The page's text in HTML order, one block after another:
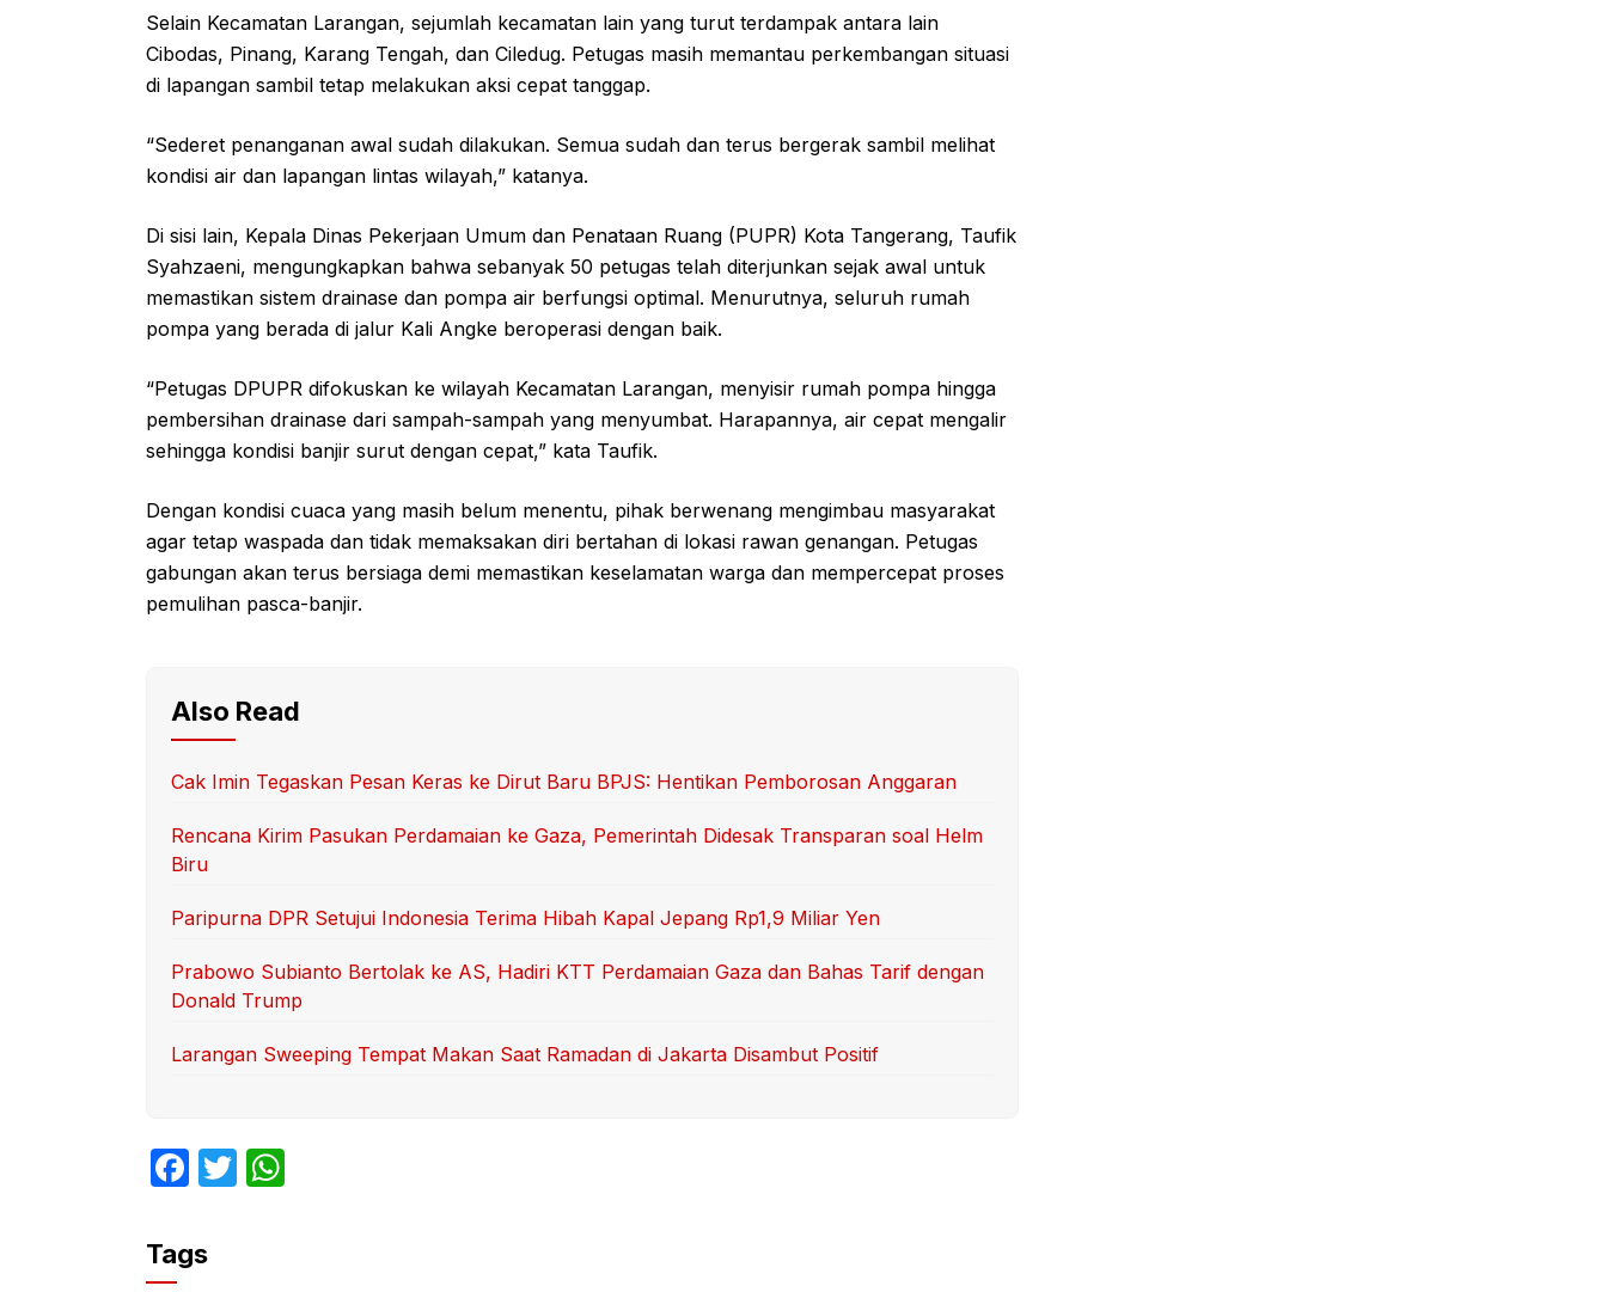
Selain Kecamatan Larangan, sejumlah kecamatan lain yang turut terdampak antara lain
Cibodas, Pinang, Karang Tengah, dan Ciledug. Petugas masih memantau perkembangan situasi
di lapangan sambil tetap melakukan aksi cepat tanggap.
“Sederet penanganan awal sudah dilakukan. Semua sudah dan terus bergerak sambil melihat
kondisi air dan lapangan lintas wilayah,” katanya.
Di sisi lain, Kepala Dinas Pekerjaan Umum dan Penataan Ruang (PUPR) Kota Tangerang, Taufik
Syahzaeni, mengungkapkan bahwa sebanyak 50 petugas telah diterjunkan sejak awal untuk
memastikan sistem drainase dan pompa air berfungsi optimal. Menurutnya, seluruh rumah
pompa yang berada di jalur Kali Angke beroperasi dengan baik.
“Petugas DPUPR difokuskan ke wilayah Kecamatan Larangan, menyisir rumah pompa hingga
pembersihan drainase dari sampah-sampah yang menyumbat. Harapannya, air cepat mengalir
sehingga kondisi banjir surut dengan cepat,” kata Taufik.
Dengan kondisi cuaca yang masih belum menentu, pihak berwenang mengimbau masyarakat
agar tetap waspada dan tidak memaksakan diri bertahan di lokasi rawan genangan. Petugas
gabungan akan terus bersiaga demi memastikan keselamatan warga dan mempercepat proses
pemulihan pasca-banjir.
Also Read
Cak Imin Tegaskan Pesan Keras ke Dirut Baru BPJS: Hentikan Pemborosan Anggaran
Rencana Kirim Pasukan Perdamaian ke Gaza, Pemerintah Didesak Transparan soal Helm
Biru
Paripurna DPR Setujui Indonesia Terima Hibah Kapal Jepang Rp1,9 Miliar Yen
Prabowo Subianto Bertolak ke AS, Hadiri KTT Perdamaian Gaza dan Bahas Tarif dengan
Donald Trump
Larangan Sweeping Tempat Makan Saat Ramadan di Jakarta Disambut Positif
F
c
e
T
Tags